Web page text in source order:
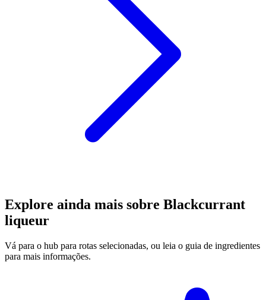
Explore ainda mais sobre Blackcurrant
liqueur
Vá para o hub para rotas selecionadas, ou leia o guia de ingredientes
para mais informações.